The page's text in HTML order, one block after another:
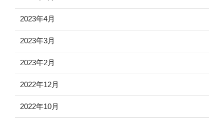
2023年4月
2023年3月
2023年2月
2022年12月
2022年10月